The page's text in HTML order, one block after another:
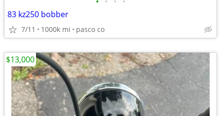
83 kz250 bobber
7/11 1000k mi pasco co
$13,000